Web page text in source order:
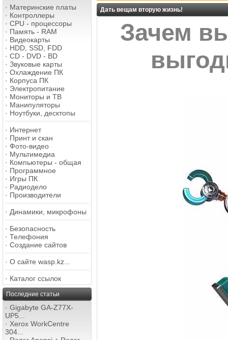
· Материнские платы
· Контроллеры
· CPU - процессоры
· Память - RAM
· Видеокарты
· HDD, SSD, FDD
· CD - DVD - BD
· Звуковые карты
· Охлаждение ПК
· Корпуса ПК
· Электропитание
· Мониторы и ТВ
· Манипуляторы
· Ноутбуки, десктопы
· Интернет
· Принт и скан
· Фото-видео
· Мультимедиа
· Компьютеры - общая
· Программное
· Игры ПК
· Радиодело
· Производители
· Динамики, микрофоны
· Безопасность
· Телефония
· Создание сайтов
· О сайте wasp.kz...
· Каталог ссылок
Последние статьи
· Gigabyte GA-Z77X-
UP5...
· Xerox WorkCentre
304...
Дать вещам вторую жизнь!
Зачем